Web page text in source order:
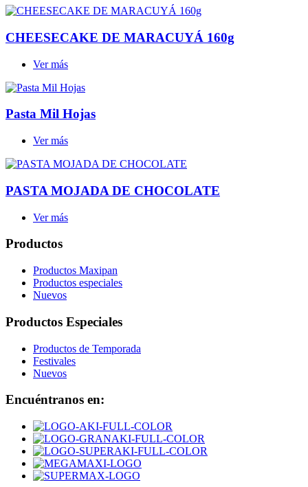
CHEESECAKE DE MARACUYÁ 160g
Ver más
Pasta Mil Hojas
Ver más
PASTA MOJADA DE CHOCOLATE
Ver más
Productos
Productos Maxipan
Productos especiales
Nuevos
Productos Especiales
Productos de Temporada
Festivales
Nuevos
Encuéntranos en: